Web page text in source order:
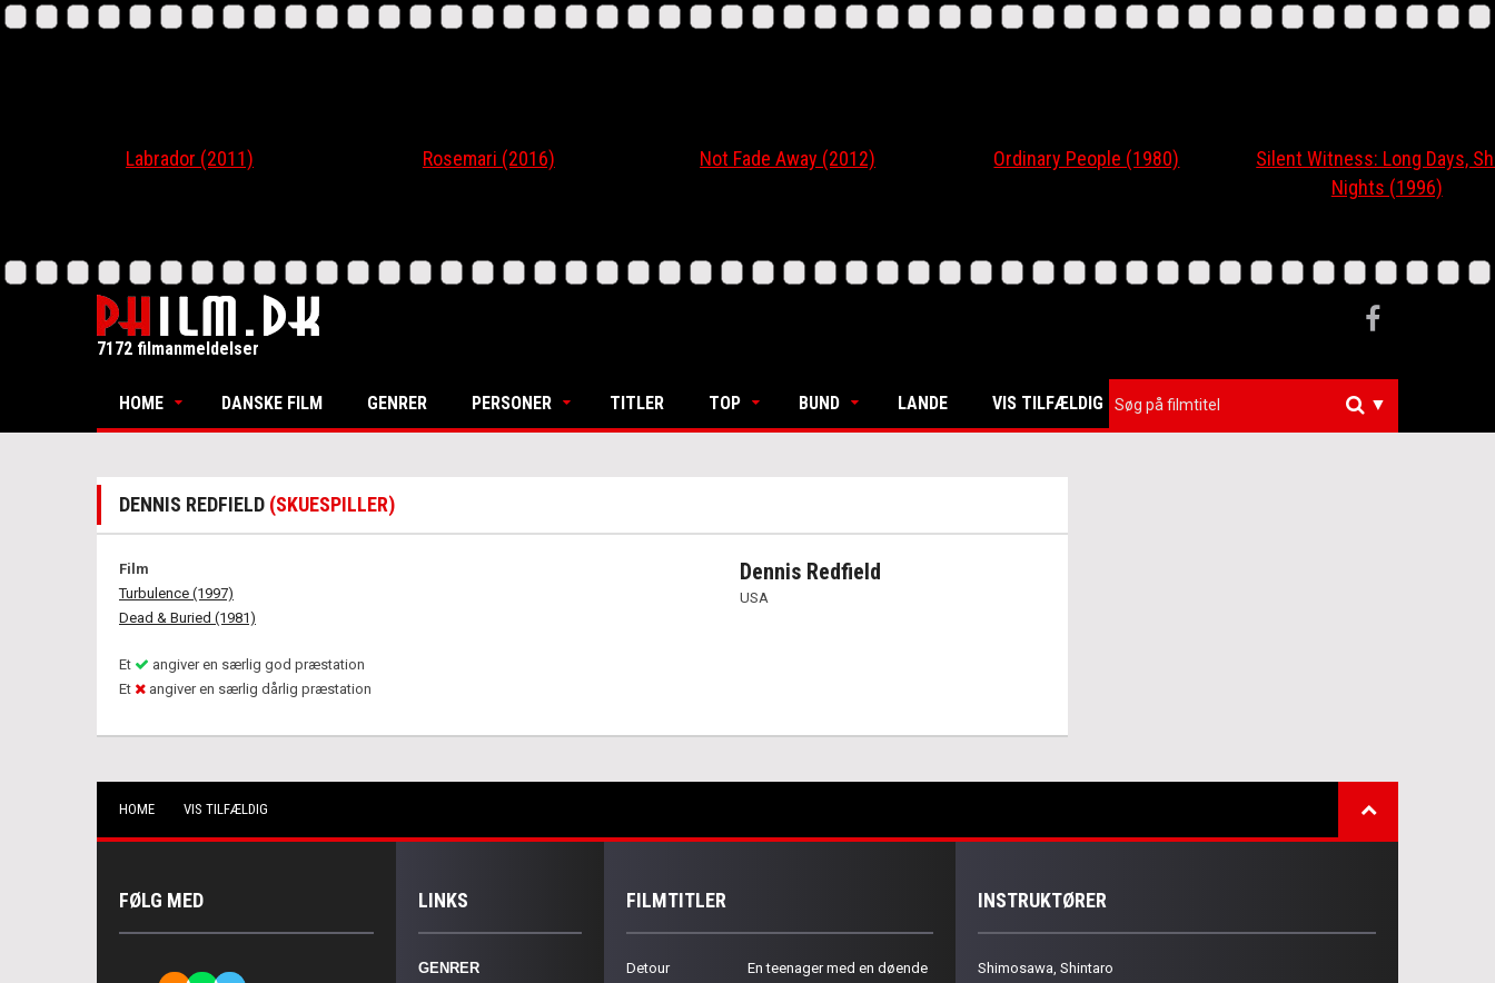
Labrador (2011) Rosemari (2016) Not Fade Away (2012) Ordinary People (1980)
Silent Witness: Long Days, Short
Nights (1996)
7172 filmanmeldelser
HOME DANSKE FILM GENRER PERSONER TITLER TOP BUND LANDE VIS TILFÆLDIG ▼
DENNIS REDFIELD (SKUESPILLER)
Dennis Redfield
USA
Film
Turbulence (1997)
Dead & Buried (1981)
Et
angiver en særlig god præstation
Et
angiver en særlig dårlig præstation
HOME VIS TILFÆLDIG
FØLG MED LINKS
GENRER
FILMTITLER
Detour
En teenager med en døende
INSTRUKTØRER
Shimosawa, Shintaro